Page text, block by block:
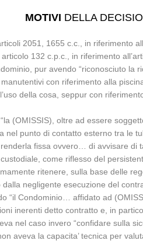
MOTIVI DELLA
2051, 1655 c.c., in riferimento
132 c.p.c., in riferimento
pur avendo “riconosciuto
con riferimento alla
della cosa, seppur con
(OMISSIS), oltre ad essere
punto di contatto esterno tra le
fissa ovvero… di avvisare di
come riflesso del
ritenere, sulla base delle
negligente esecuzione del
“il Condominio… affidato ad
inerenti detto contratto e, in
nel caso invero “confidare sulla
aveva la capacita’ tecnica per